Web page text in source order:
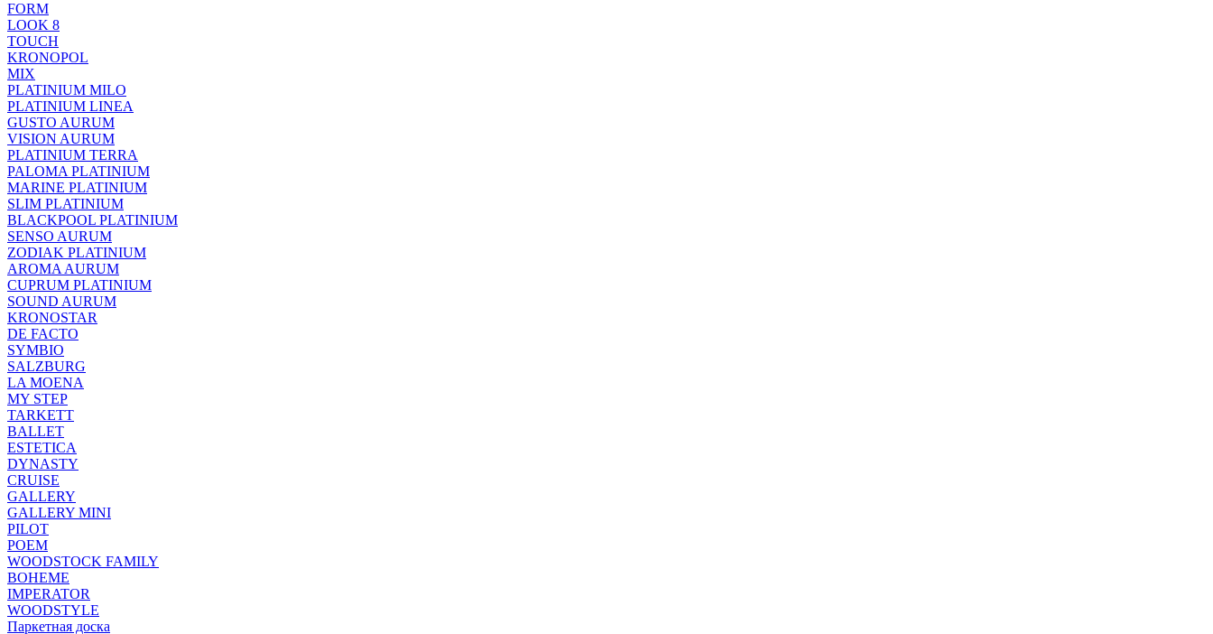
FORM
LOOK 8
TOUCH
KRONOPOL
MIX
PLATINIUM MILO
PLATINIUM LINEA
GUSTO AURUM
VISION AURUM
PLATINIUM TERRA
PALOMA PLATINIUM
MARINE PLATINIUM
SLIM PLATINIUM
BLACKPOOL PLATINIUM
SENSO AURUM
ZODIAK PLATINIUM
AROMA AURUM
CUPRUM PLATINIUM
SOUND AURUM
KRONOSTAR
DE FACTO
SYMBIO
SALZBURG
LA MOENA
MY STEP
TARKETT
BALLET
ESTETICA
DYNASTY
CRUISE
GALLERY
GALLERY MINI
PILOT
POEM
WOODSTOCK FAMILY
BOHEME
IMPERATOR
WOODSTYLE
Паркетная доска